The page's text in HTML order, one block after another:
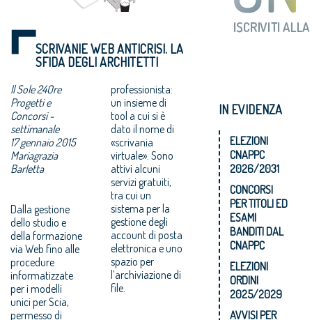
SCRIVANIE WEB ANTICRISI. LA
SFIDA DEGLI ARCHITETTI
Il Sole 24Ore
Progetti e
Concorsi -
settimanale
17 gennaio 2015
Mariagrazia
Barletta
Dalla gestione
dello studio e
della formazione
via Web fino alle
procedure
informatizzate
per i modelli
unici per Scia,
permesso di
professionista:
un insieme di
tool a cui si è
dato il nome di
«scrivania
virtuale». Sono
attivi alcuni
servizi gratuiti,
tra cui un
sistema per la
gestione degli
account di posta
elettronica e uno
spazio per
l’archiviazione di
file.
IN EVIDENZA
ELEZIONI
CNAPPC
2026/2031
CONCORSI
PER TITOLI ED
ESAMI
BANDITI DAL
CNAPPC
ELEZIONI
ORDINI
2025/2029
AVVISI PER